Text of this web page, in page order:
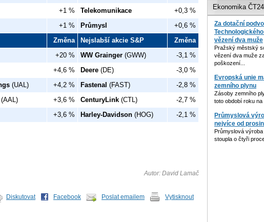
+1 % Telekomunikace
+0,3 %
+1 % Průmysl
+0,6 %
Změna Nejslabší akcie S&P
Změna
+20 % WW Grainger (GWW)
-3,1 %
+4,6 % Deere (DE)
-3,0 %
(UAL) +4,2 % Fastenal (FAST)
-2,8 %
(AAL) +3,6 % CenturyLink (CTL)
-2,7 %
+3,6 % Harley-Davidson (HOG) -2,1 %
Autor: David Lamač
Diskutovat Facebook Poslat emailem Vytisknout
Ekonomika
Za dotační
vězení dva muže
Pražský městský
vězení dva muže
poškození...
Evropská unie
zemního plynu
Zásoby zemního
toto období roku na
Průmyslová
nejvíce od
Průmyslová
stoupla o čtyři